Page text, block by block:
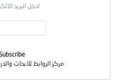
ادخل البريد
: مركز الروابط للابحاث